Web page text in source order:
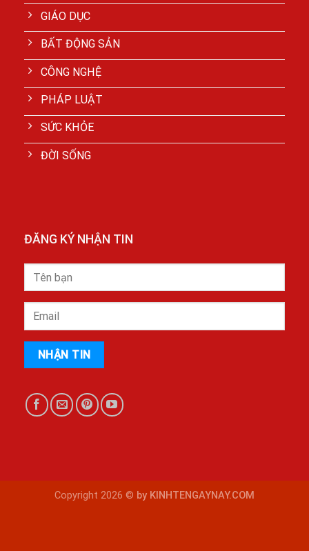
GIÁO DỤC
BẤT ĐỘNG SẢN
CÔNG NGHỆ
PHÁP LUẬT
SỨC KHỎE
ĐỜI SỐNG
ĐĂNG KÝ NHẬN TIN
Copyright 2026 © by KINHTENGAYNAY.COM